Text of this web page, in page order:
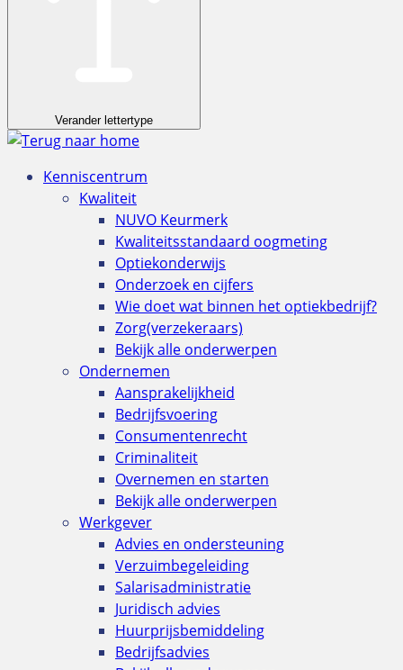
Verander lettertype
Kenniscentrum
Kwaliteit
NUVO Keurmerk
Kwaliteitsstandaard oogmeting
Optiekonderwijs
Onderzoek en cijfers
Wie doet wat binnen het optiekbedrijf?
Zorg(verzekeraars)
Bekijk alle onderwerpen
Ondernemen
Aansprakelijkheid
Bedrijfsvoering
Consumentenrecht
Criminaliteit
Overnemen en starten
Bekijk alle onderwerpen
Werkgever
Advies en ondersteuning
Verzuimbegeleiding
Salarisadministratie
Juridisch advies
Huurprijsbemiddeling
Bedrijfsadvies